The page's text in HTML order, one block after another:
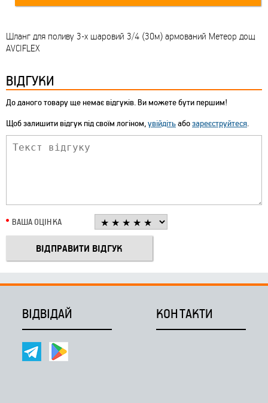
Шланг для поливу 3-х шаровий 3/4 (30м) армований Метеор дощ
AVCIFLEX
ВІДГУКИ
До даного товару ще немає відгуків. Ви можете бути першим!
Щоб залишити відгук під своїм логіном,увійдітьабозареєструйтеся.
ВАША ОЦІНКА
ВІДВІДАЙ КОНТАКТИ